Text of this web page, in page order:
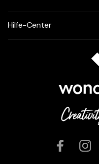
Hilfe-Center